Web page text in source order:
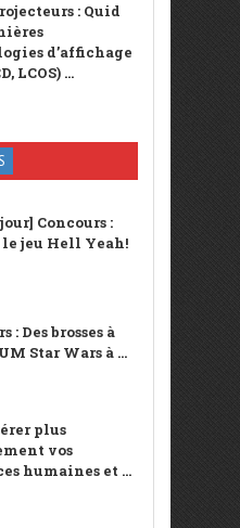
: Quid
d’affichage
LCOS) ...
Concours :
le jeu Hell Yeah!
: Des brosses à
Star Wars à ...
plus
vos
humaines et ...